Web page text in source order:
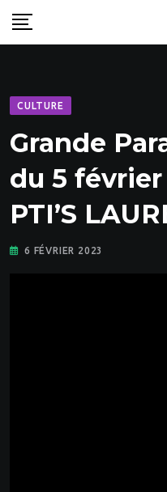
Skip
to
CULTURE
Grande
du 5 février
PTI’S
6 FÉVRIER 2023